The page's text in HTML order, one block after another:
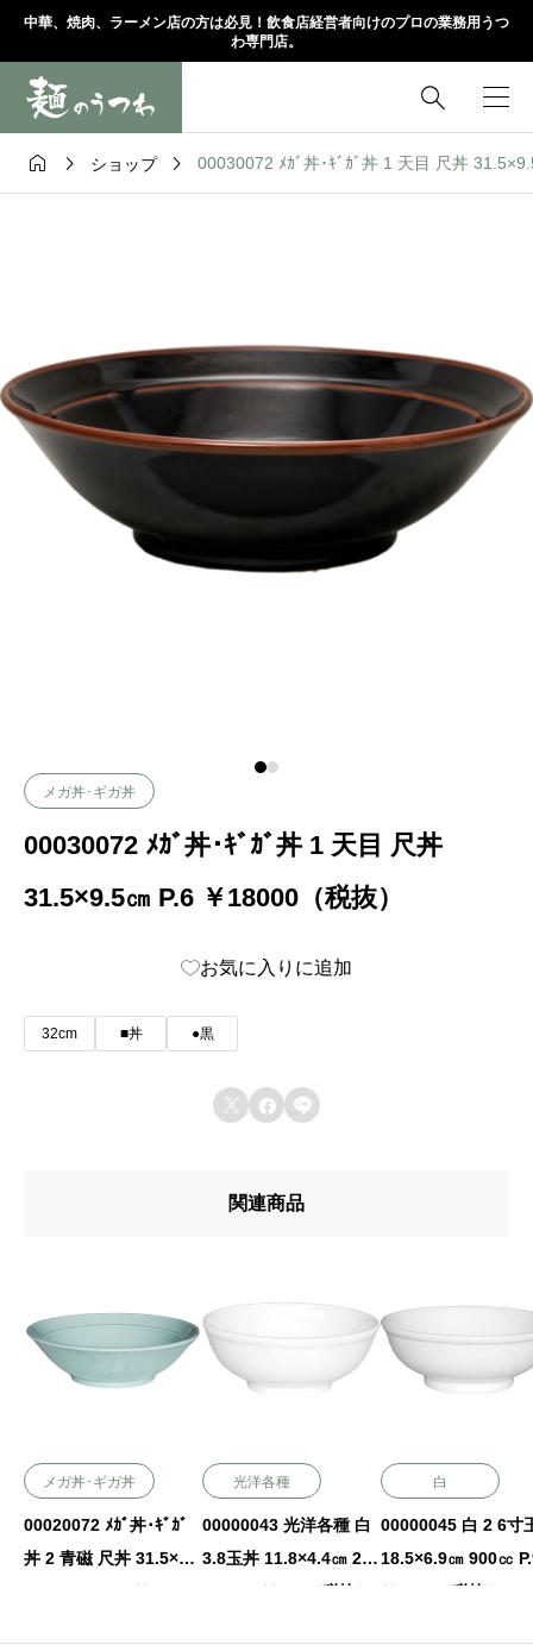
中華、焼肉、ラーメン店の方は必見！飲食店経営者向けのプロの業務用うつ
わ専門店。

  ショップ  00030072 ﾒｶﾞ丼･ｷﾞｶﾞ丼 1 天目 尺丼
メガ丼･ギガ丼
00030072 ﾒｶﾞ丼･ｷﾞｶﾞ丼 1 天目 尺丼
31.5×9.5㎝ P.6 ￥18000（税抜）
お気に入りに追加
32cm ■丼 ●黒
  
関連商品
メガ丼･ギガ丼
00020072 ﾒｶﾞ丼･ｷﾞｶﾞ
丼 2 青磁 尺丼 31.5×9.5
㎝ 3200㏄ P.7 ￥18000
光洋各種
00000043 光洋各種 白
3.8玉丼 11.8×4.4㎝ 230
㏄ P.88 ￥700（税抜）
白
00000045 白 2 6寸
18.5×6.9㎝ 900㏄
￥1750（税抜）